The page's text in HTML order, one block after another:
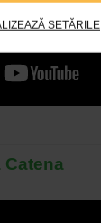
SETĂRILE
Catena